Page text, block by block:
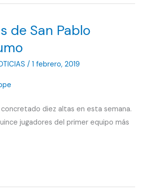
de San Pablo
/ 1 febrero, 2019
concretado diez altas en esta semana.
jugadores del primer equipo más